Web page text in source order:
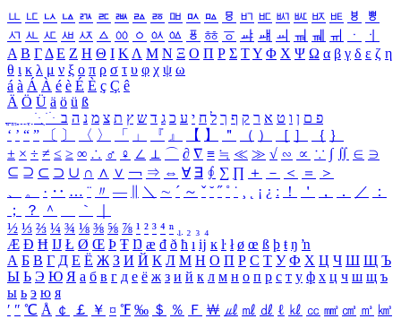
ㅥ ㅦ ㅧ ㅨ ㅩ ㅪ ㅫ ㅬ ㅭ ㅮ ㅯ ㅰ ㅱ ㅲ ㅳ ㅴ ㅵ ㅶ ㅷ ㅸ
ㅹ
ㅺ ㅻ ㅼ ㅽ ㅾ ㅿ ㆀ ㆁ ㆂ ㆃ ㆄ ㆅ ㆆ ㆇ ㆈ ㆉ ㆊ ㆋ ㆌ ㆍ
ㆎ
Α Β ΓΔ Ε Ζ Η Θ Ι ΚΛ Μ Ν Ξ Ο Π Ρ Σ ΤΥ Φ Χ Ψ Ω α β γ δ ε ζ η
θ ι κ λ μ ν ξ ο π ρ σ τ υ φ χ ψ ω
á à Á À é è É È ç Ç ê
Ä Ö Ü ä ö ü ß
ִֶֹ ֻּ ׁׂ פ ם ן ו ט א ר ק ף ך ל ח י ע כ ג ד ש ץ ת צ מ נ ה ב
‘ ’ “ ” 〔 〕 〈 〉 「 」 『 』 【 】 ＂ （ ） ［ ］ ｛ ｝
± × ÷ ≠ ≤ ≥ ∞ ∴ ♂ ♀ ∠ ⊥ ⌒ ∂ ∇ ≡ ≒ ≪ ≫ √ ∽ ∝ ∵ ∫ ∬ ∈ ∋
⊆ ⊇ ⊂ ⊃ ∪ ∩ ∧ ∨ ￢ ⇒ ⇔ ∀ ∃ ∮ ∑ ∏ ＋ － ＜ ＝
＞
、
。 · ‥ … ¨ 〃 ― ＼ ∼ ´ ～ ˇ ˘ ˝ ˚ ˙ ¸ ¡ ¿ ː ！ ＇ ， ． ／
：
；
？ ＾ ｀
½ ⅓ ⅔ ¼ ¾ ⅛ ⅜ ⅝ ⅞ ¹ ² ³ ⁴ ⁿ ₁ ₂ ₃ ₄
Æ Ð Ħ Ĳ Ł Ø Œ Þ Ŧ Ŋ æ đ ð ħ ı ĳ ĸ ŀ ł ø œ ß þ ŧ ŋ ŉ
А Б В Г Д Е Ё Ж З И Й К Л М Н О П Р С Т У Ф Х Ц Ч Ш Щ Ъ
Ы Ь Э Ю Я а б в г д е ё ж з и й к л м н о п р с т у ф х ц ч ш щ ъ
ы ь э ю я
′ ″ ℃ Å ￠ ￡ ￥ ¤ ℉ ‰ ＄ ％ Ｆ ￦ ㎕ ㎖ ㎗ ℓ ㎘ ㏄ ㎣ ㎤ ㎥ ㎦